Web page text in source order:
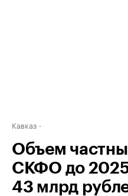
Кавказ
Объем
СКФО до 2025
43 млрд